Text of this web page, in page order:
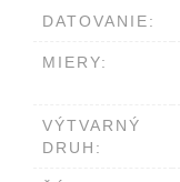
DATOVANIE:
MIERY:
VÝTVARNÝ
DRUH: